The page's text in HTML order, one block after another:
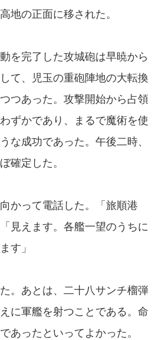
地の正面に移された。
を完了した攻城砲は早暁から
て、児玉の重砲陣地の大転換
つあった。攻撃開始から占領
ずかであり、まるで魔術を使
な成功であった。午後二時、
確定した。
かって電話した。「旅順港
見えます。各艦一望のうちに
す」
。あとは、二十八サンチ榴弾
に軍艦を射つことである。命
あったといってよかった。